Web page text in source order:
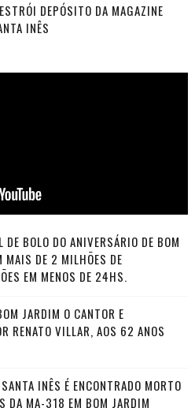
DEPÓSITO DA MAGAZINE
INÊS
DE BOLO DO ANIVERSÁRIO DE BOM
MAIS DE 2 MILHÕES DE
EM MENOS DE 24HS.
JARDIM O CANTOR E
RENATO VILLAR, AOS 62 ANOS
INÊS É ENCONTRADO MORTO
DA MA-318 EM BOM JARDIM